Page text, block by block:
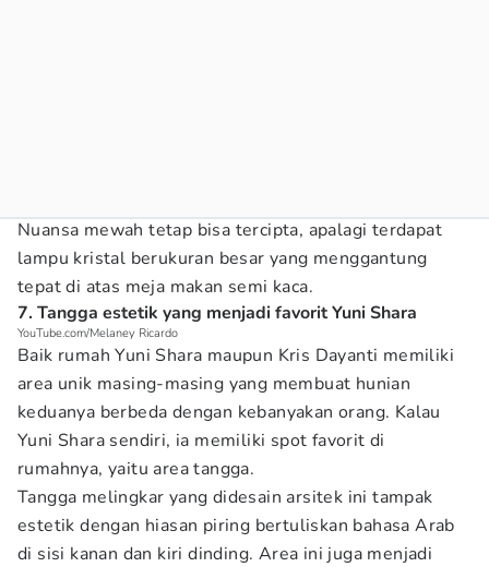
Nuansa mewah tetap bisa tercipta, apalagi terdapat
lampu kristal berukuran besar yang menggantung
tepat di atas meja makan semi kaca.
7. Tangga estetik yang menjadi favorit Yuni Shara
YouTube.com/Melaney Ricardo
Baik rumah Yuni Shara maupun Kris Dayanti memiliki
area unik masing-masing yang membuat hunian
keduanya berbeda dengan kebanyakan orang. Kalau
Yuni Shara sendiri, ia memiliki spot favorit di
rumahnya, yaitu area tangga.
Tangga melingkar yang didesain arsitek ini tampak
estetik dengan hiasan piring bertuliskan bahasa Arab
di sisi kanan dan kiri dinding. Area ini juga menjadi